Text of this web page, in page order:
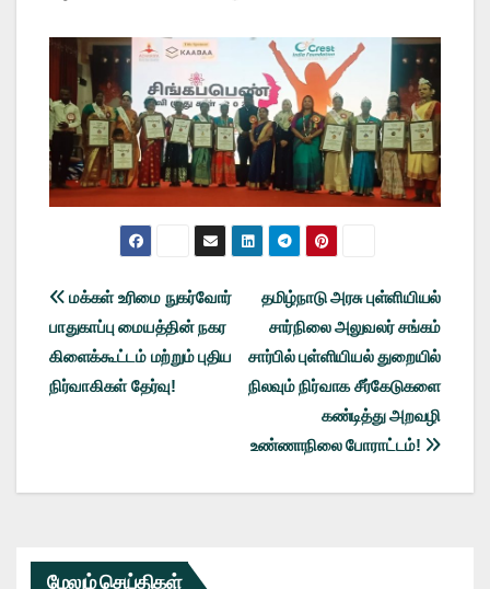
Post
navigation
தமிழ்நாடு அரசு புள்ளியியல்
சார்நிலை அலுவலர் சங்கம்
சார்பில் புள்ளியியல் துறையில்
நிலவும் நிர்வாக சீர்கேடுகளை
கண்டித்து அறவழி
உண்ணாநிலை போராட்டம்!
மக்கள் உரிமை நுகர்வோர்
பாதுகாப்பு மையத்தின் நகர
கிளைக்கூட்டம் மற்றும் புதிய
நிர்வாகிகள் தேர்வு!
மேலும் செய்திகள்